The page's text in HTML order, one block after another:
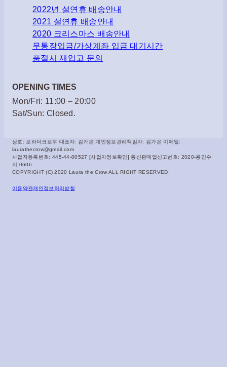
2022년 설연휴 배송안내
2021 설연휴 배송안내
2020 크리스마스 배송안내
무통장입금/가상계좌 입금 대기시간
품절시 재입고 문의
OPENING TIMES
Mon/Fri: 11:00 – 20:00
Sat/Sun: Closed.
상호: 로라더크로우 대표자: 김가은 개인정보관리책임자: 김가은 이메일:
laurathecrow@gmail.com
사업자등록번호: 445-44-00527 [사업자정보확인] 통신판매업신고번호: 2020-용인수
지-0606
COPYRIGHT (C) 2020 Laura the Crow ALL RIGHT RESERVED.
이용약관개인정보처리방침